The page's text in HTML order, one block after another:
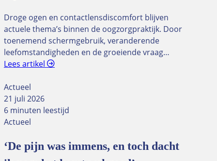
Droge ogen en contactlensdiscomfort blijven
actuele thema’s binnen de oogzorgpraktijk. Door
toenemend schermgebruik, veranderende
leefomstandigheden en de groeiende vraag…
Lees artikel
Actueel
21 juli 2026
6 minuten leestijd
Actueel
‘De pijn was immens, en toch dacht